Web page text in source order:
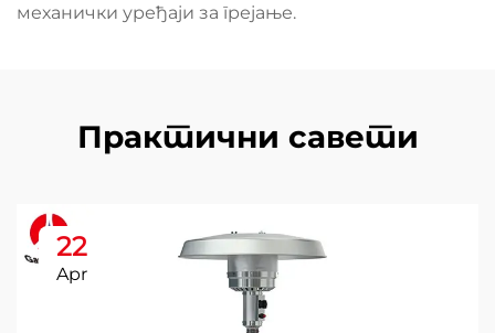
механички уређаји за грејање.
Практични савети
22
Apr